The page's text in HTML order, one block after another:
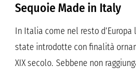
Sequoie Made in Italy
In Italia come nel resto d’Europa
state introdotte con finalità
XIX secolo. Sebbene non